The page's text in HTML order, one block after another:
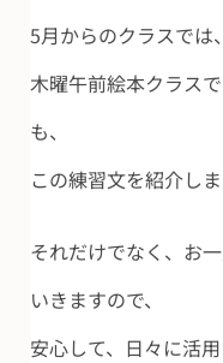
5月からのクラスでは、
木曜午前絵本クラス
も、
この練習文を紹介しま
それだけでなく、お
いきますので、
安心して、日々に活用